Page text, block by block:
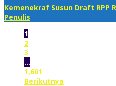
Kemenekraf Susun Draft RPP
Penulis
1
2
3
…
1,601
Berikutnya